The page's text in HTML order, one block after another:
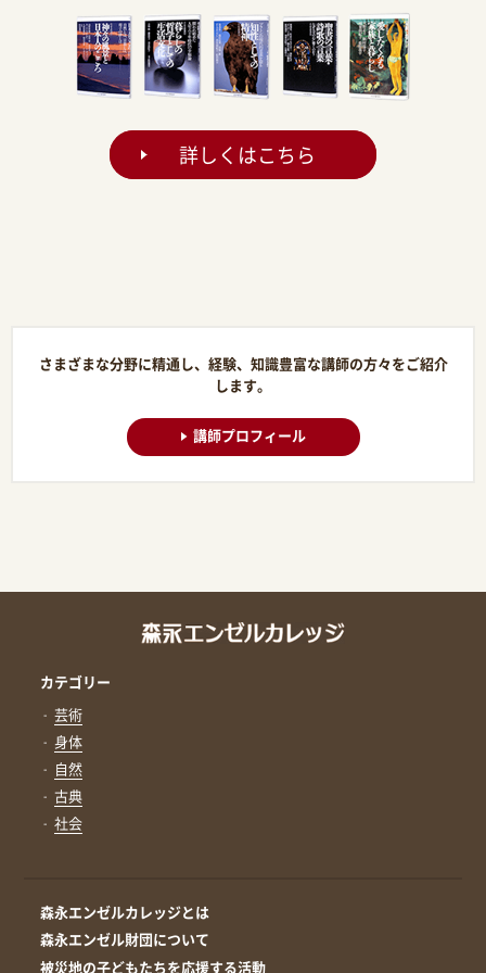
詳しくはこちら
さまざまな分野に精通し、経験、知識豊富な講師の方々をご紹介
します。
講師プロフィール
カテゴリー
芸術
身体
自然
古典
社会
森永エンゼルカレッジとは
森永エンゼル財団について
被災地の子どもたちを応援する活動